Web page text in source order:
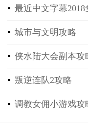
最近中文字幕2018
城市与文明攻略
侠水陆大会副本攻
叛逆连队2攻略
调教女佣小游戏攻